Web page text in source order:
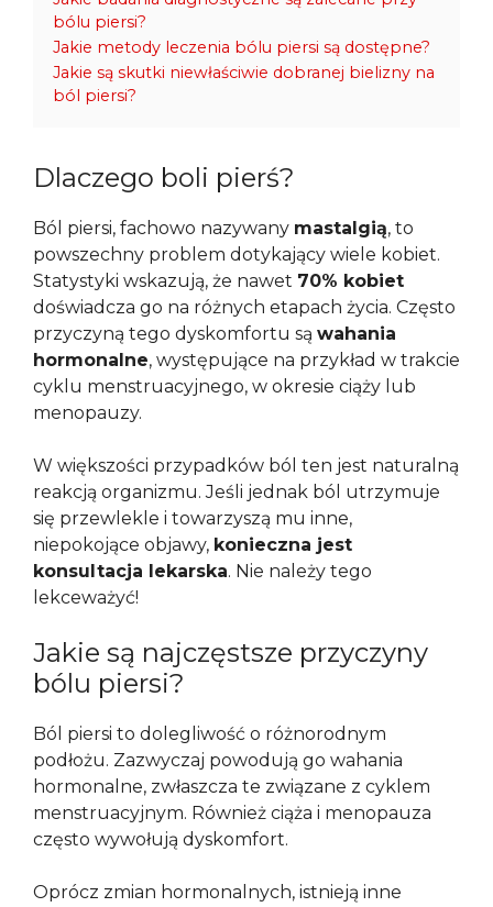
bólu piersi?
Jakie metody leczenia bólu piersi są dostępne?
Jakie są skutki niewłaściwie dobranej bielizny na
ból piersi?
Dlaczego boli pierś?
Ból piersi, fachowo nazywany mastalgią, to
powszechny problem dotykający wiele kobiet.
Statystyki wskazują, że nawet 70% kobiet
doświadcza go na różnych etapach życia. Często
przyczyną tego dyskomfortu są wahania
hormonalne, występujące na przykład w trakcie
cyklu menstruacyjnego, w okresie ciąży lub
menopauzy.
W większości przypadków ból ten jest naturalną
reakcją organizmu. Jeśli jednak ból utrzymuje
się przewlekle i towarzyszą mu inne,
niepokojące objawy, konieczna jest
konsultacja lekarska. Nie należy tego
lekceważyć!
Jakie są najczęstsze przyczyny
bólu piersi?
Ból piersi to dolegliwość o różnorodnym
podłożu. Zazwyczaj powodują go wahania
hormonalne, zwłaszcza te związane z cyklem
menstruacyjnym. Również ciąża i menopauza
często wywołują dyskomfort.
Oprócz zmian hormonalnych, istnieją inne